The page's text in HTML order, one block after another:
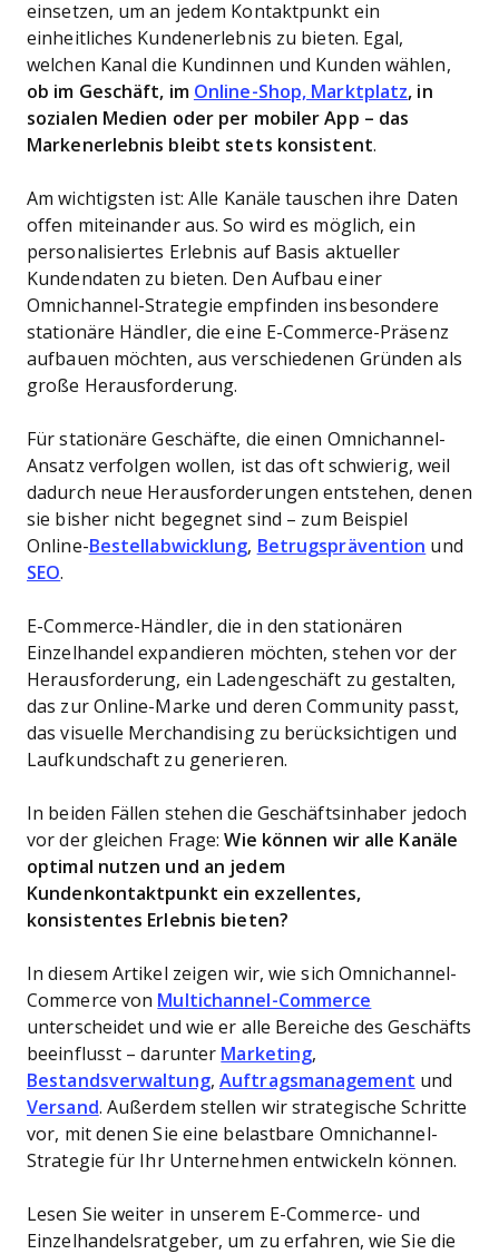
einsetzen, um an jedem Kontaktpunkt ein
einheitliches Kundenerlebnis zu bieten. Egal,
welchen Kanal die Kundinnen und Kunden wählen,
ob im Geschäft, im Online-Shop, Marktplatz, in
sozialen Medien oder per mobiler App – das
Markenerlebnis bleibt stets konsistent.
Am wichtigsten ist: Alle Kanäle tauschen ihre Daten
offen miteinander aus. So wird es möglich, ein
personalisiertes Erlebnis auf Basis aktueller
Kundendaten zu bieten. Den Aufbau einer
Omnichannel-Strategie empfinden insbesondere
stationäre Händler, die eine E-Commerce-Präsenz
aufbauen möchten, aus verschiedenen Gründen als
große Herausforderung.
Für stationäre Geschäfte, die einen Omnichannel-
Ansatz verfolgen wollen, ist das oft schwierig, weil
dadurch neue Herausforderungen entstehen, denen
sie bisher nicht begegnet sind – zum Beispiel
Online- Bestellabwicklung, Betrugsprävention und
SEO.
E-Commerce-Händler, die in den stationären
Einzelhandel expandieren möchten, stehen vor der
Herausforderung, ein Ladengeschäft zu gestalten,
das zur Online-Marke und deren Community passt,
das visuelle Merchandising zu berücksichtigen und
Laufkundschaft zu generieren.
In beiden Fällen stehen die Geschäftsinhaber jedoch
vor der gleichen Frage:Wie können wir alle Kanäle
optimal nutzen und an jedem
Kundenkontaktpunkt ein exzellentes,
konsistentes Erlebnis bieten?
In diesem Artikel zeigen wir, wie sich Omnichannel-
Commerce von Multichannel-Commerce
unterscheidet und wie er alle Bereiche des Geschäfts
beeinflusst – darunter Marketing,
Bestandsverwaltung,Auftragsmanagement und
Versand. Außerdem stellen wir strategische Schritte
vor, mit denen Sie eine belastbare Omnichannel-
Strategie für Ihr Unternehmen entwickeln können.
Lesen Sie weiter in unserem E-Commerce- und
Einzelhandelsratgeber, um zu erfahren, wie Sie die